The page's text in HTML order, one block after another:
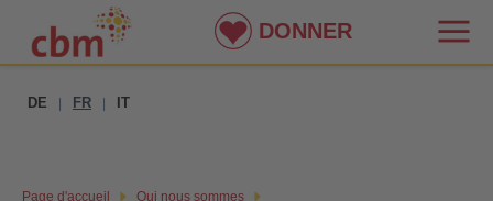
DE FR IT
Page d'accueil
Qui nous sommes
DONNER